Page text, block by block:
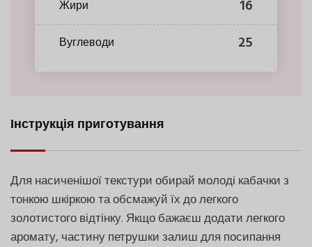
Жири 16
Вуглеводи 25
Інструкція приготування
Для насиченішої текстури обирай молоді кабачки з
тонкою шкіркою та обсмажуй їх до легкого
золотистого відтінку. Якщо бажаєш додати легкого
аромату, частину петрушки залиш для посипання